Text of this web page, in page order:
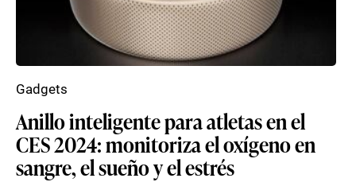
Anillo inteligente para atletas en el
CES 2024: monitoriza el oxígeno en
sangre, el sueño y el estrés
Gadgets